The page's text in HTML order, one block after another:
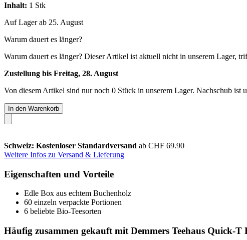
Inhalt: 1 Stk
Auf Lager ab 25. August
Warum dauert es länger?
Warum dauert es länger? Dieser Artikel ist aktuell nicht in unserem Lager,
Zustellung bis Freitag, 28. August
Von diesem Artikel sind nur noch 0 Stück in unserem Lager. Nachschub ist
In den Warenkorb
Schweiz: Kostenloser Standardversand ab CHF 69.90
Weitere Infos zu Versand & Lieferung
Eigenschaften und Vorteile
Edle Box aus echtem Buchenholz
60 einzeln verpackte Portionen
6 beliebte Bio-Teesorten
Häufig zusammen gekauft mit Demmers Teehaus Quick-